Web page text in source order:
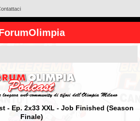
- Ep. 2x33 XXL - Job Finished (Season
Finale)